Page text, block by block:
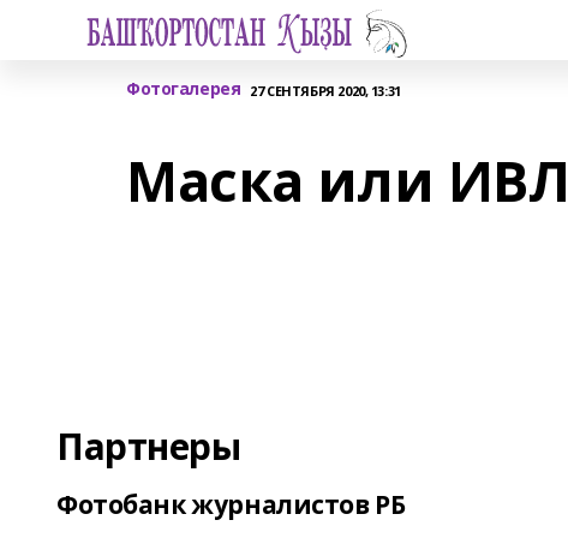
Фотогалерея 27 СЕНТЯБРЯ 2020, 13:31
Маска или ИВЛ
Партнеры
Фотобанк журналистов РБ